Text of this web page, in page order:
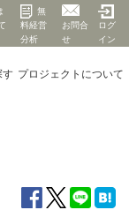
無
料経営
分析
お問合
せ
ログ
イン
す プロジェクト について